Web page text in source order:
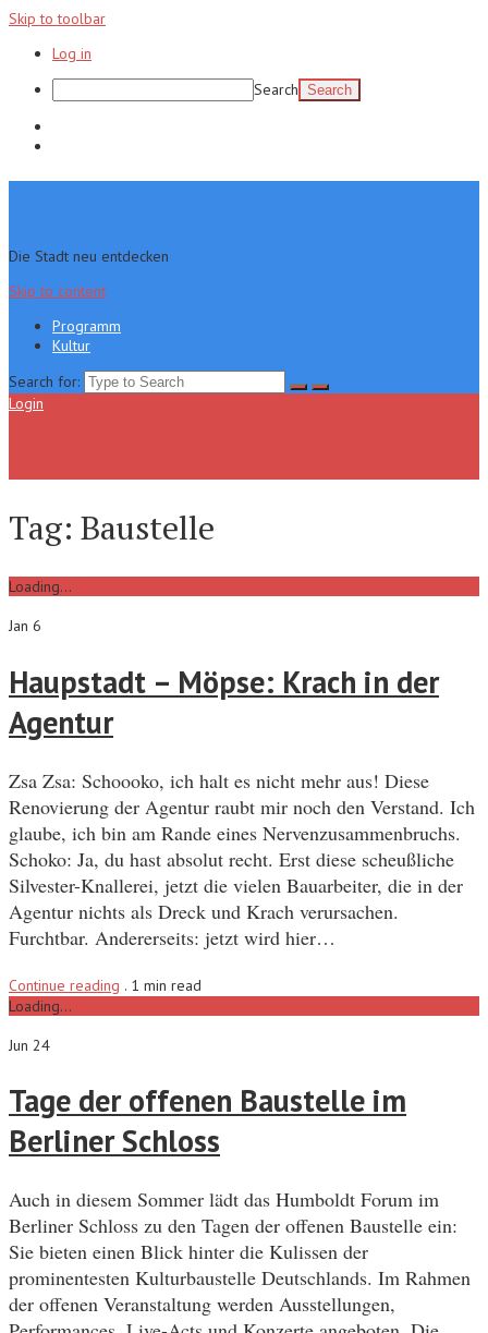
Skip to toolbar
Log in
Search
Die Stadt neu entdecken
Skip to content
Programm
Kultur
Search for:
Login
Tag: Baustelle
Loading...
Jan 6
Haupstadt – Möpse: Krach in der
Agentur
Zsa Zsa: Schoooko, ich halt es nicht mehr aus! Diese
Renovierung der Agentur raubt mir noch den Verstand. Ich
glaube, ich bin am Rande eines Nervenzusammenbruchs.
Schoko: Ja, du hast absolut recht. Erst diese scheußliche
Silvester-Knallerei, jetzt die vielen Bauarbeiter, die in der
Agentur nichts als Dreck und Krach verursachen.
Furchtbar. Andererseits: jetzt wird hier…
Continue reading . 1 min read
Loading...
Jun 24
Tage der offenen Baustelle im
Berliner Schloss
Auch in diesem Sommer lädt das Humboldt Forum im
Berliner Schloss zu den Tagen der offenen Baustelle ein:
Sie bieten einen Blick hinter die Kulissen der
prominentesten Kulturbaustelle Deutschlands. Im Rahmen
der offenen Veranstaltung werden Ausstellungen,